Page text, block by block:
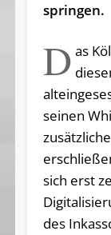
springen.
D as
seinen
sich erst
des